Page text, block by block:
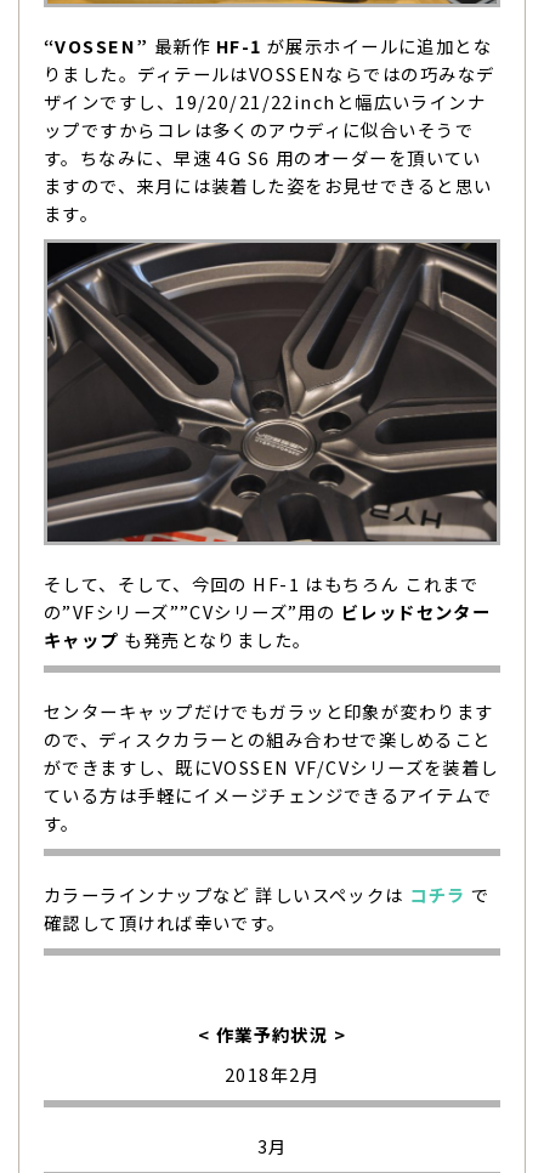
“VOSSEN” 最新作 HF-1 が展示ホイールに追加とな
りました。ディテールはVOSSENならではの巧みなデ
ザインですし、19/20/21/22inchと幅広いラインナ
ップですからコレは多くのアウディに似合いそうで
す。ちなみに、早速 4G S6 用のオーダーを頂いてい
ますので、来月には装着した姿をお見せできると思い
ます。
そして、そして、今回の HF-1 はもちろん これまで
の”VFシリーズ””CVシリーズ”用の ビレッドセンター
キャップ も発売となりました。
センターキャップだけでもガラッと印象が変わります
ので、ディスクカラーとの組み合わせで楽しめること
ができますし、既にVOSSEN VF/CVシリーズを装着し
ている方は手軽にイメージチェンジできるアイテムで
す。
カラーラインナップなど 詳しいスペックは コチラ で
確認して頂ければ幸いです。
< 作業予約状況 >
2018年2月
3月